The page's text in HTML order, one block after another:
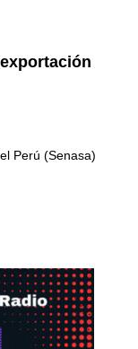
Perú (Senasa)